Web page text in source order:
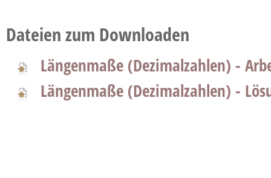
Dateien zum Downloaden
Längenmaße (Dezimalzahlen) -
Längenmaße (Dezimalzahlen) -